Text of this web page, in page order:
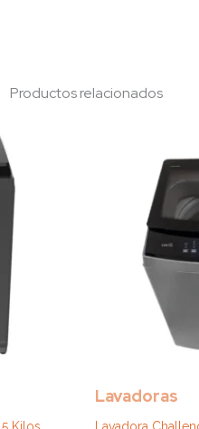
Productos relacionados
Lavadoras